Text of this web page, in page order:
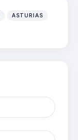
ASTURIAS